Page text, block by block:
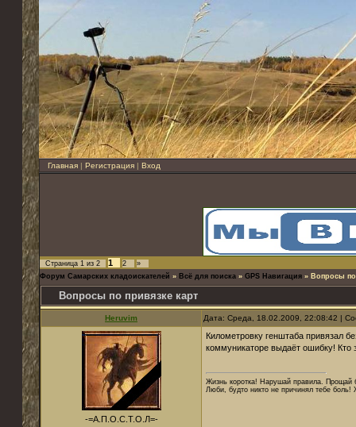
Главная | Регистрация | Вход
Страница 1 из 2 1 2
»
Форум Самарских кладоискателей » Всё для поиска » GPS Навигация » Вопросы по
Вопросы по привязке карт
Heruvim Дата: Среда, 18.02.2009, 22:08:42 |
-=А.П.О.С.Т.О.Л=-
Километровку генштаба привязал
коммуникаторе выдаёт ошибку!
Жизнь коротка! Нарушай правила. Прощай
Люби, будто никто не причинял тебе